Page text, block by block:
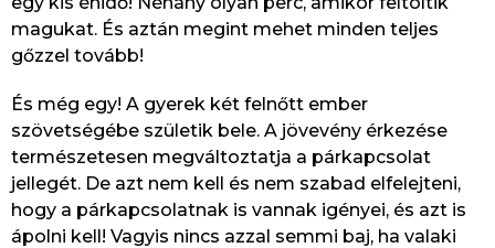
magukat. És aztán megint mehet minden teljes
gőzzel tovább!
És még egy! A gyerek két felnőtt ember
szövetségébe születik bele. A jövevény érkezése
természetesen megváltoztatja a párkapcsolat
jellegét. De azt nem kell és nem szabad elfelejteni,
hogy a párkapcsolatnak is vannak igényei, és azt is
ápolni kell! Vagyis nincs azzal semmi baj, ha valaki